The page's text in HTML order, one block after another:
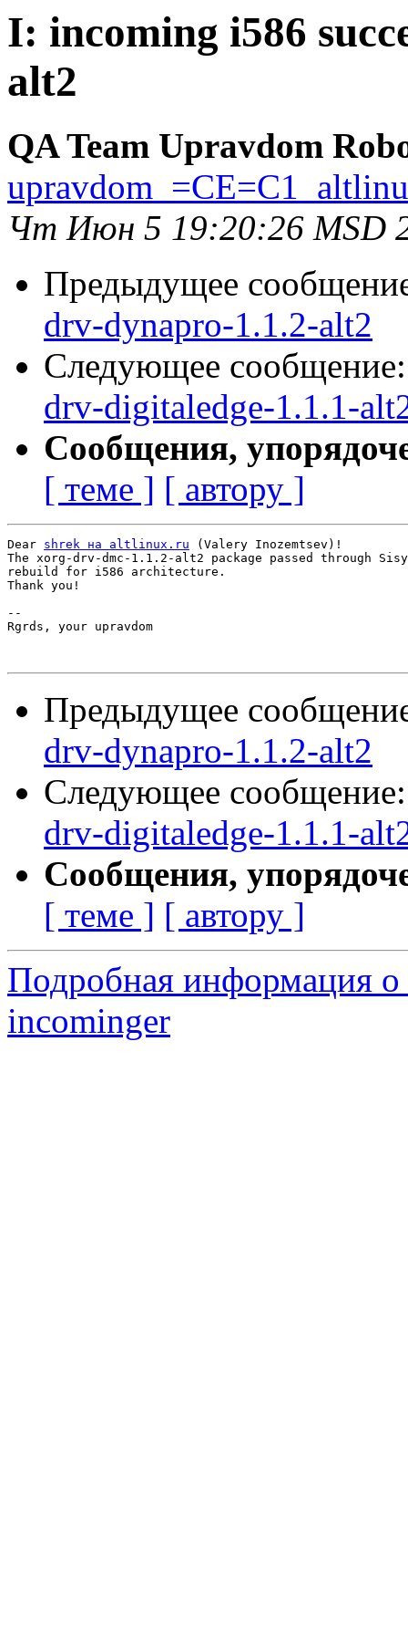
I: incoming i586
alt2
QA Team Upravdom
Чт Июн 5 19:20:26 MSD
Предыдущее
drv-dynapro-1.1.2-alt2
Следующее
drv-digitaledge-1.1.1-
Сообщения,
[ теме ] [ автору ]
Dear shrek на altlinux.ru (Valery Inozemtsev)!
The xorg-drv-dmc-1.1.2-alt2 package passed through
rebuild for i586 architecture.
Thank you!
--
Rgrds, your upravdom
Предыдущее
drv-dynapro-1.1.2-alt2
Следующее
drv-digitaledge-1.1.1-
Сообщения,
[ теме ] [ автору ]
Подробная информация о
incominger